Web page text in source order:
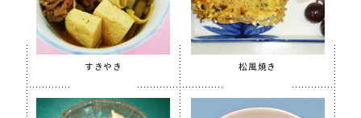
学校給食用カルシウム米
えごまふりかけ
【只今休売中】菜の花ふりかけ
沖縄パインゼリー
すきやき 松風焼き